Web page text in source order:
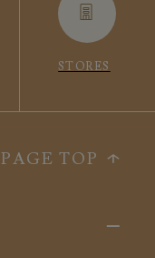
STORES
PAGE TOP